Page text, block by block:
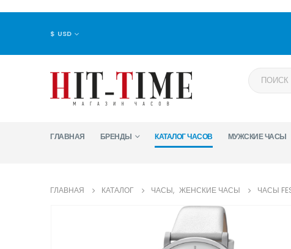
$ USD
ГЛАВНАЯ БРЕНДЫ КАТАЛОГ ЧАСОВ МУЖСКИЕ ЧАСЫ
ГЛАВНАЯ КАТАЛОГ ЧАСЫ, ЖЕНСКИЕ ЧАСЫ ЧАСЫ